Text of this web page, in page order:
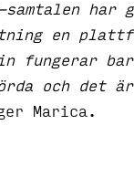
samtalen har
en
fungerar
och det
Marica.